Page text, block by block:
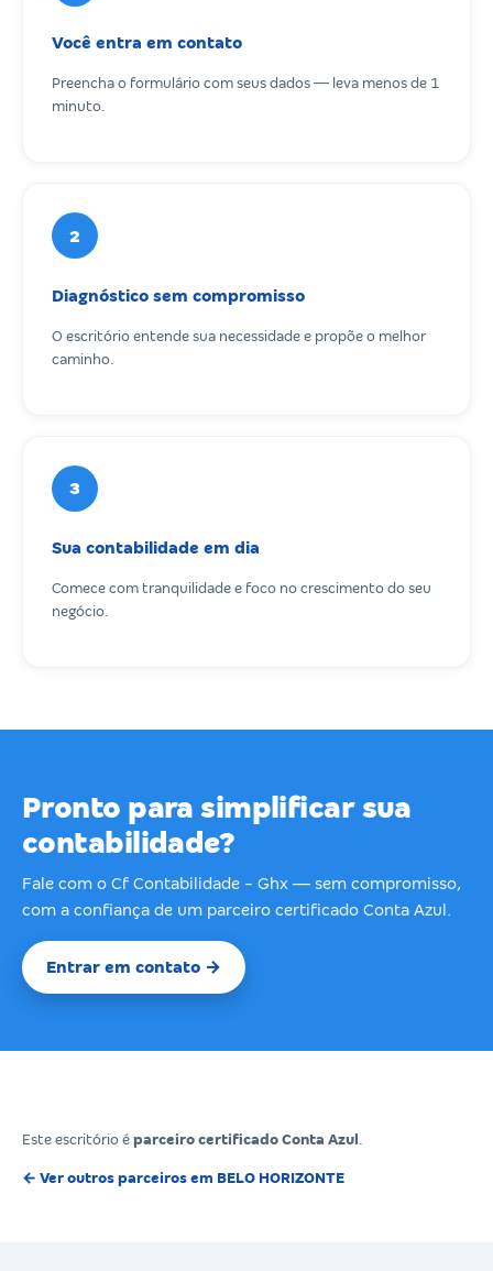
Você entra em contato
Preencha o formulário com seus dados — leva menos de 1
minuto.
2
Diagnóstico sem compromisso
O escritório entende sua necessidade e propõe o melhor
caminho.
3
Sua contabilidade em dia
Comece com tranquilidade e foco no crescimento do seu
negócio.
Pronto para simplificar sua
contabilidade?
Fale com o Cf Contabilidade - Ghx — sem compromisso,
com a confiança de um parceiro certificado Conta Azul.
Entrar em contato →
Este escritório é parceiro certificado Conta Azul
← Ver outros parceiros em BELO HORIZONTE